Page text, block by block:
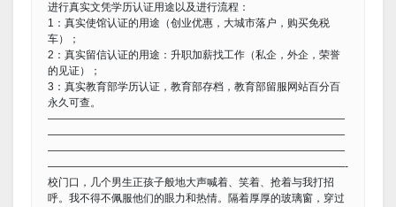
进行真实文凭学历认证用途以及进行流程：
1：真实使馆认证的用途（创业优惠，大城市落户，购买免税
车）；
2：真实留信认证的用途：升职加薪找工作（私企，外企，荣誉
的见证）；
3：真实教育部学历认证，教育部存档，教育部留服网站百分百
永久可查。
————————————————————————————
————————————————————————————
————————————————————————————
————————————————————————————-
校门口，几个男生正孩子般地大声喊着、笑着、抢着与我打招
呼。我不得不佩服他们的眼力和热情。隔着厚厚的玻璃窗，穿过